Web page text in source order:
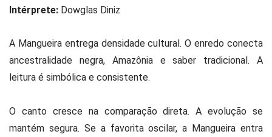
Intérprete: Dowglas Diniz
A Mangueira entrega densidade cultural. O enredo conecta
ancestralidade negra, Amazônia e saber tradicional. A
leitura é simbólica e consistente.
O canto cresce na comparação direta. A evolução se
mantém segura. Se a favorita oscilar, a Mangueira entra